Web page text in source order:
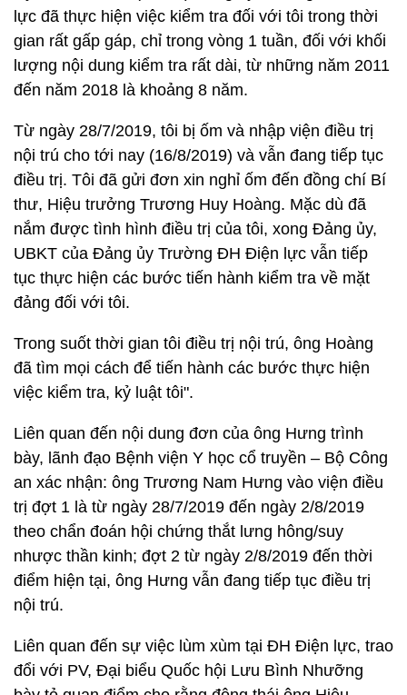
lực đã thực hiện việc kiểm tra đối với tôi trong thời
gian rất gấp gáp, chỉ trong vòng 1 tuần, đối với khối
lượng nội dung kiểm tra rất dài, từ những năm 2011
đến năm 2018 là khoảng 8 năm.
Từ ngày 28/7/2019, tôi bị ốm và nhập viện điều trị
nội trú cho tới nay (16/8/2019) và vẫn đang tiếp tục
điều trị. Tôi đã gửi đơn xin nghỉ ốm đến đồng chí Bí
thư, Hiệu trưởng Trương Huy Hoàng. Mặc dù đã
nắm được tình hình điều trị của tôi, xong Đảng ủy,
UBKT của Đảng ủy Trường ĐH Điện lực vẫn tiếp
tục thực hiện các bước tiến hành kiểm tra về mặt
đảng đối với tôi.
Trong suốt thời gian tôi điều trị nội trú, ông Hoàng
đã tìm mọi cách để tiến hành các bước thực hiện
việc kiểm tra, kỷ luật tôi".
Liên quan đến nội dung đơn của ông Hưng trình
bày, lãnh đạo Bệnh viện Y học cổ truyền – Bộ Công
an xác nhận: ông Trương Nam Hưng vào viện điều
trị đợt 1 là từ ngày 28/7/2019 đến ngày 2/8/2019
theo chẩn đoán hội chứng thắt lưng hông/suy
nhược thần kinh; đợt 2 từ ngày 2/8/2019 đến thời
điểm hiện tại, ông Hưng vẫn đang tiếp tục điều trị
nội trú.
Liên quan đến sự việc lùm xùm tại ĐH Điện lực, trao
đổi với PV, Đại biểu Quốc hội Lưu Bình Nhưỡng